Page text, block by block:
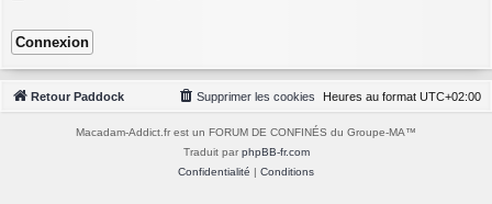
Retour Paddock Heures au format UTC+02:00
Supprimer les cookies
Macadam-Addict.fr est un FORUM DE CONFINÉS du Groupe-MA™
Traduit par phpBB-fr.com
Confidentialité | Conditions